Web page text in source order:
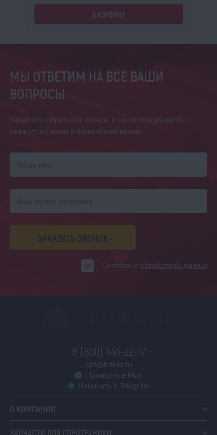
В КОРЗИНУ
МЫ ОТВЕТИМ НА ВСЕ ВАШИ
ВОПРОСЫ
Закажите обратный звонок, и наши специалисты
свяжутся с вами в ближайшее время
ЗАКАЗАТЬ ЗВОНОК
Согласен с обработкой данных
8 (800) 444-22-17
opt@traker.ru
Написать в Max
Написать в Telegram
О КОМПАНИИ
ЗАПЧАСТИ ДЛЯ СПЕЦТЕХНИКИ